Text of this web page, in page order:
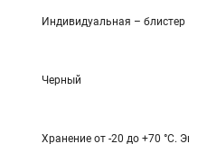
Индивидуальная – блистер
Черный
Хранение от -20 до +70 °C.